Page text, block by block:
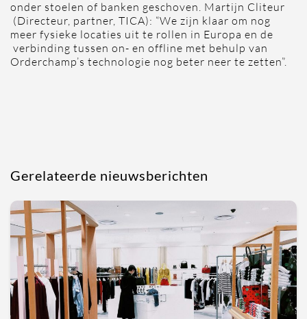
onder stoelen of banken geschoven. Martijn Cliteur
(Directeur, partner, TICA): “We zijn klaar om nog
meer fysieke locaties uit te rollen in Europa en de
verbinding tussen on- en offline met behulp van
Orderchamp’s technologie nog beter neer te zetten”.
Gerelateerde nieuwsberichten